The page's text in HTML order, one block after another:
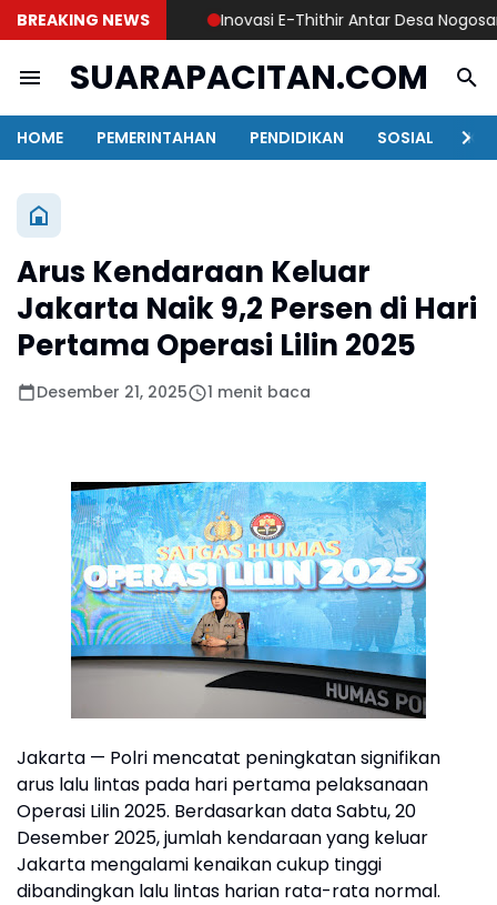
BREAKING NEWS Inovasi E-Thithir Antar Desa Nogosari
SUARAPACITAN.COM
HOME PEMERINTAHAN PENDIDIKAN SOSIAL
Arus Kendaraan Keluar
Jakarta Naik 9,2 Persen di Hari
Pertama Operasi Lilin 2025
Desember 21, 2025 1 menit baca
Jakarta — Polri mencatat peningkatan signifikan
arus lalu lintas pada hari pertama pelaksanaan
Operasi Lilin 2025. Berdasarkan data Sabtu, 20
Desember 2025, jumlah kendaraan yang keluar
Jakarta mengalami kenaikan cukup tinggi
dibandingkan lalu lintas harian rata-rata normal.